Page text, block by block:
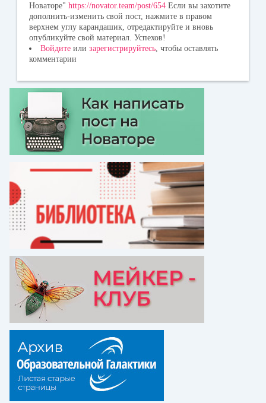
Новаторе" https://novator.team/post/654 Если вы захотите
дополнить-изменить свой пост, нажмите в правом
верхнем углу карандашик, отредактируйте и вновь
опубликуйте свой материал. Успехов!
Войдите или зарегистрируйтесь , чтобы оставлять
комментарии